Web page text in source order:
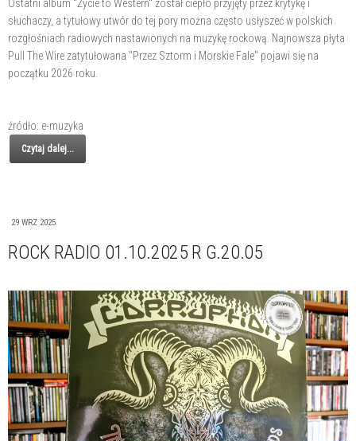
Ostatni album "Życie to Western" został ciepło przyjęty przez krytykę i
słuchaczy, a tytułowy utwór do tej pory można często usłyszeć w polskich
rozgłośniach radiowych nastawionych na muzykę rockową. Najnowsza płyta
Pull The Wire zatytułowana "Przez Sztorm i Morskie Fale" pojawi się na
początku 2026 roku.
źródło: e-muzyka
Czytaj dalej...
29 WRZ 2025
ROCK RADIO 01.10.2025 R G.20.05